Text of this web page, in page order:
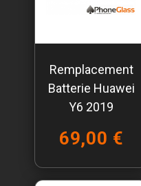
Remplacement
Batterie Huawei
Y6 2019
69,00 €